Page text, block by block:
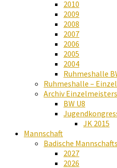
2010
2009
2008
2007
2006
2005
2004
Ruhmeshalle
Ruhmeshalle –
Archiv
BW U8
JK 2015
Mannschaft
Badische
2027
2026